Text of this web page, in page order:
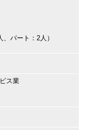
パート：2人）
ス業